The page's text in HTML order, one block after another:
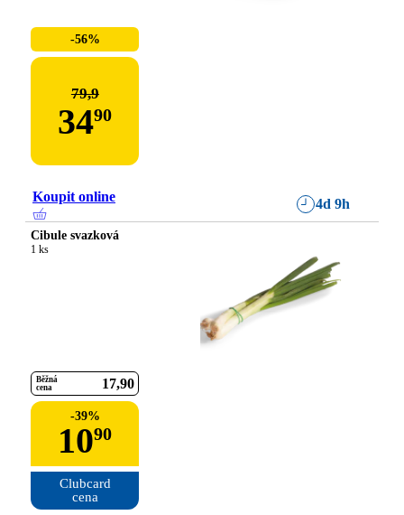
-56%
79,9
3490
Koupit online 4d 9h
Cibule svazková
1 ks
Běžná
cena
17 90
-39%
1090
Clubcard
cena